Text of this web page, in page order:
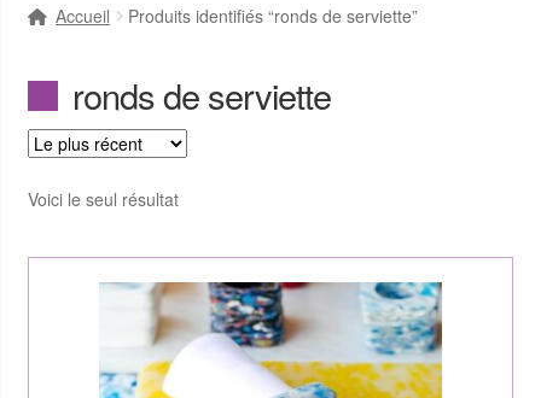
Accueil Produits identifiés “ronds de serviette”
ronds de serviette
Voici le seul résultat